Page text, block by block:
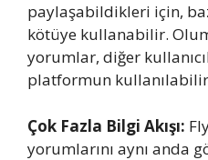
paylaşabildikleri için,
kötüye kullanabilir.
yorumlar, diğer
platformun
Çok Fazla Bilgi Akışı:
yorumlarını aynı anda